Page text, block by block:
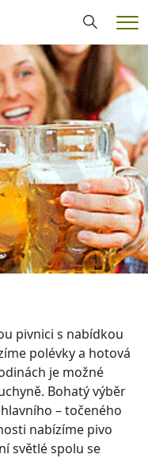
Hledání
pivnici s nabídkou
polévky a hotová
je možné
Bohatý výběr
– točeného
nabízíme pivo
světlé spolu se